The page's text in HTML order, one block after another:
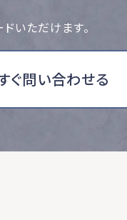
いただけます。
ぐ問い合わせる